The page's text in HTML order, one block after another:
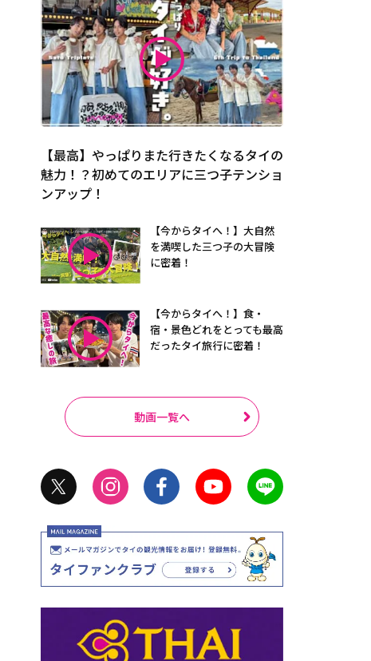
【最高】やっぱりまた行きたくなるタイの
魅力！？初めてのエリアに三つ子テンショ
ンアップ！
【今からタイへ！】大自然
を満喫した三つ子の大冒険
に密着！
【今からタイへ！】食・
宿・景色どれをとっても最高
だったタイ旅行に密着！
動画一覧へ